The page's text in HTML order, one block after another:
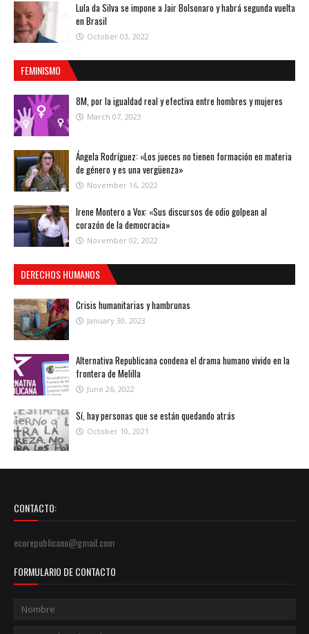
Lula da Silva se impone a Jair Bolsonaro y habrá segunda vuelta
en Brasil
October 03, 2022
FEMINISMO
8M, por la igualdad real y efectiva entre hombres y mujeres
March 07, 2023
Ángela Rodríguez: «Los jueces no tienen formación en materia
de género y es una vergüenza»
November 16, 2022
Irene Montero a Vox: «Sus discursos de odio golpean al
corazón de la democracia»
November 02, 2022
DERECHOS HUMANOS
Crisis humanitarias y hambrunas
January 30, 2023
Alternativa Republicana condena el drama humano vivido en la
frontera de Melilla
June 26, 2022
Sí, hay personas que se están quedando atrás
October 10, 2021
CONTACTO:
ecorepublicano@gmail.com
FORMULARIO DE CONTACTO